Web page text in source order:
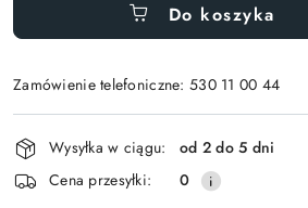
Do koszyka
Zamówienie telefoniczne: 530 11 00 44
Wyślij
Dostępność
i
dostawa
Wysyłka w ciągu:
od 2 do 5 dni
Cena przesyłki:
0